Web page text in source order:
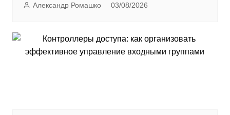
Александр Ромашко 03/08/2026